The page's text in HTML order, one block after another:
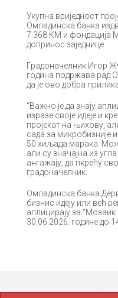
Укупна вриједност
Омладинска банка
7.368 КМ и фондација
допринос заједнице.
Градоначелник Игор
година подржава рад
да је ово добра
“Важно је да знају
изразе своје идеје и
пројекат на њихову,
сада за микробизније
50 хиљада марака.
али су значајна из
ангажају, да пкрећу
градоначелник.
Омладинска банка
бизнис идеју или већ
аплицирају за
30.06.2026. године до